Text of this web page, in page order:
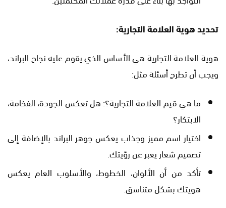
تحديد هوية العلامة التجارية:
هوية العلامة التجارية هي الأساس الذي يقوم عليه نجاح البراند،
ويجب أن تطرح أسئلة مثل:
ما هي قيم العلامة التجارية؟: هل تعكس الجودة، الفخامة،
الابتكار؟
اختيار اسم مميز وجذاب يعكس جوهر البراند بالإضافة إلى
تصميم شعار يعبر عن رؤيتك.
تأكد من أن الألوان، الخطوط، والأسلوب العام يعكس
هويتك بشكل متناسق.